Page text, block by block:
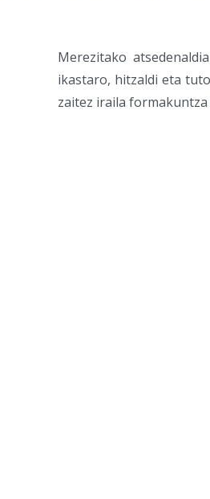
Merezitako
ikastaro, hitzaldi eta
zaitez iraila